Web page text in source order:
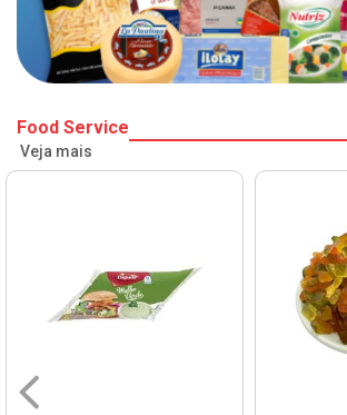
Food Service
Veja mais